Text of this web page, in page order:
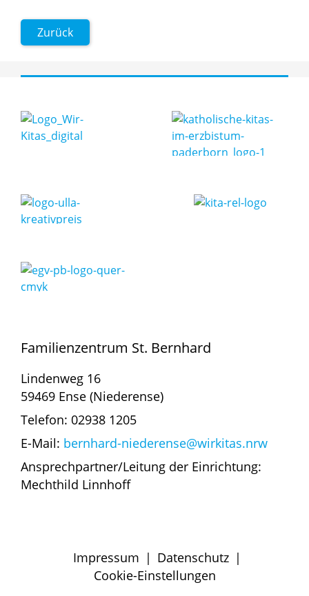
Zurück
Familienzentrum St. Bernhard
Lindenweg 16
59469 Ense (Niederense)
Telefon: 02938 1205
E-Mail: bernhard-niederense@wirkitas.nrw
Ansprechpartner/Leitung der Einrichtung:
Mechthild Linnhoff
Impressum | Datenschutz |
Cookie-Einstellungen